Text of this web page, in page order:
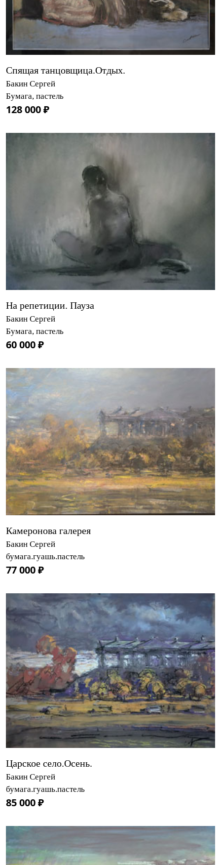
Спящая танцовщица.Отдых.
Бакин Сергей
Бумага, пастель
128 000 ₽
На репетиции. Пауза
Бакин Сергей
Бумага, пастель
60 000 ₽
Камеронова галерея
Бакин Сергей
бумага.гуашь.пастель
77 000 ₽
Царское село.Осень.
Бакин Сергей
бумага.гуашь.пастель
85 000 ₽